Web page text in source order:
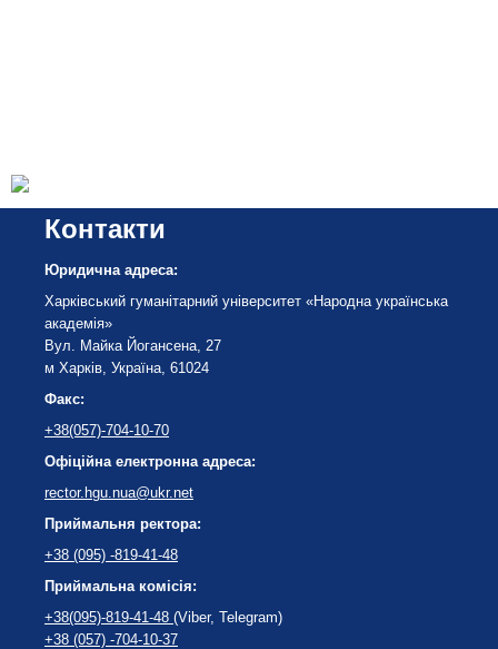
Контакти
Юридична адреса:
Харківський гуманітарний університет «Народна українська
академія»
Вул. Майка Йогансена, 27
м Харків, Україна, 61024
Факс:
+38(057)-704-10-70
Офіційна електронна адреса:
rector.hgu.nua@ukr.net
Приймальня ректора:
+38 (095) -819-41-48
Приймальна комісія:
+38(095)-819-41-48 (Viber, Telegram)
+38 (057) -704-10-37